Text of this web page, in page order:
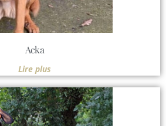
Acka
Lire plus